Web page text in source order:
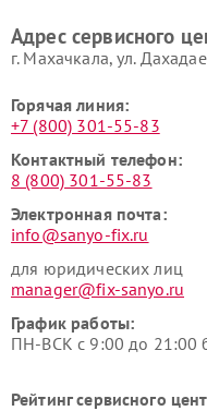
Адрес сервисного
г. Махачкала, ул.
Горячая линия:
+7 (800) 301-55-83
Контактный телефон:
8 (800) 301-55-83
Электронная почта:
info@sanyo-fix.ru
для юридических лиц
manager@fix-sanyo.ru
График работы:
ПН-ВСК с 9:00 до 21:00
Рейтинг сервисного